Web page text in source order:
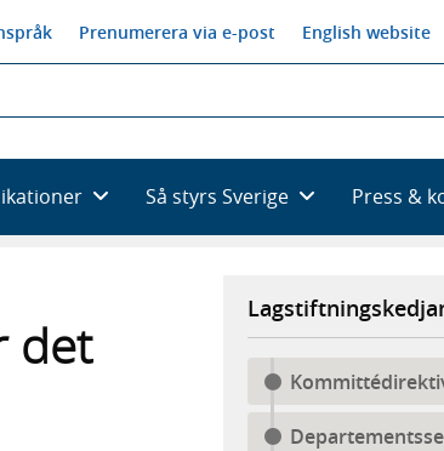
Prenumerera via e-post English website
Så styrs Sverige Press &
det